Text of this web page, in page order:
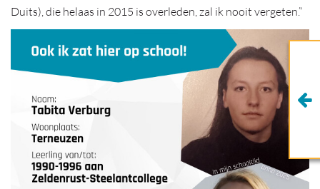
Duits), die helaas in 2015 is overleden, zal ik nooit vergeten.”